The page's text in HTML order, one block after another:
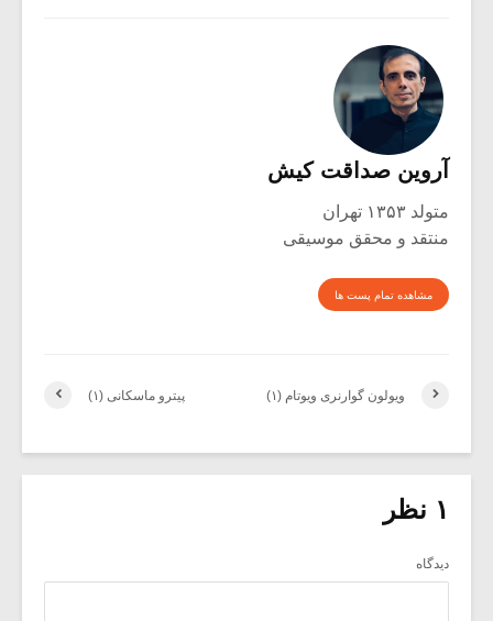
آروین صداقت کیش
متولد ۱۳۵۳ تهران
منتقد و محقق موسیقی
مشاهده تمام پست ها
پیترو ماسکانی (۱) ویولون گوارنری ویوتام (۱)
۱ نظر
دیدگاه